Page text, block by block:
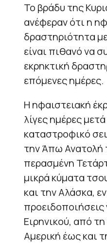
Το βράδυ της
ανέφεραν ότι η
δραστηριότητα
είναι πιθανό να
εκρηκτική
επόμενες ημέρες.
Η ηφαιστειακή
λίγες ημέρες
καταστροφικό
την Άπω Ανατολή
περασμένη
μικρά κύματα
και την Αλάσκα,
προειδοποιήσεις
Ειρηνικού, από
Αμερική έως και